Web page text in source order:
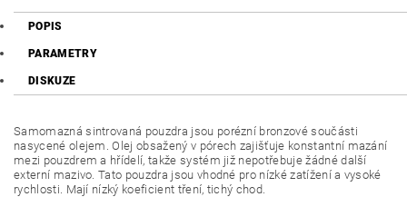
POPIS
PARAMETRY
DISKUZE
Samomazná sintrovaná pouzdra jsou porézní bronzové součásti
nasycené olejem. Olej obsažený v pórech zajišťuje konstantní mazání
mezi pouzdrem a hřídelí, takže systém již nepotřebuje žádné další
externí mazivo. Tato pouzdra jsou vhodné pro nízké zatížení a vysoké
rychlosti. Mají nízký koeficient tření, tichý chod.